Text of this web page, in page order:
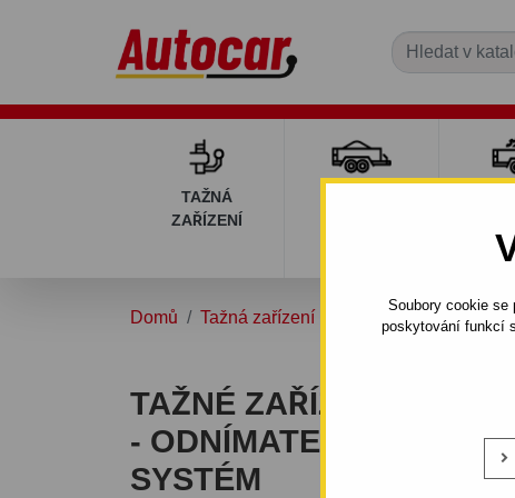
Soubory cookie se
poskytování funkcí

TAŽNÁ
ZAŘÍZENÍ
Domů Tažná zařízení ESCORT
TAŽNÉ ZAŘÍZENÍ PRO
- ODNÍMATELNÝ
SYSTÉM